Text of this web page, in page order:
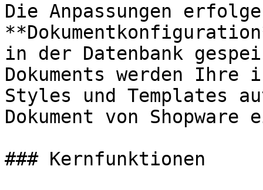
Die Anpassungen
in der Datenbank
Dokuments werden
Styles und Templates
Dokument von
### Kernfunktionen